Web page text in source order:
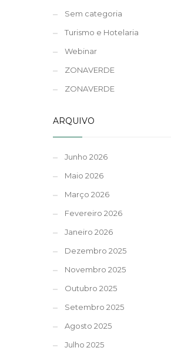
Sem categoria
Turismo e Hotelaria
Webinar
ZONAVERDE
ZONAVERDE
ARQUIVO
Junho 2026
Maio 2026
Março 2026
Fevereiro 2026
Janeiro 2026
Dezembro 2025
Novembro 2025
Outubro 2025
Setembro 2025
Agosto 2025
Julho 2025